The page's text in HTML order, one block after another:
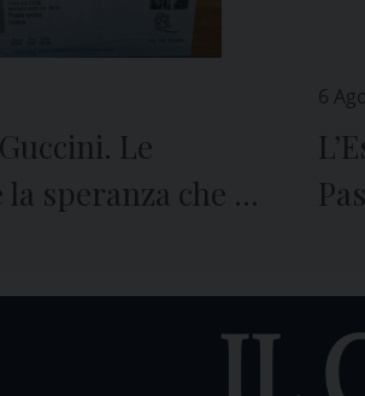
Le
la speranza che ci
6